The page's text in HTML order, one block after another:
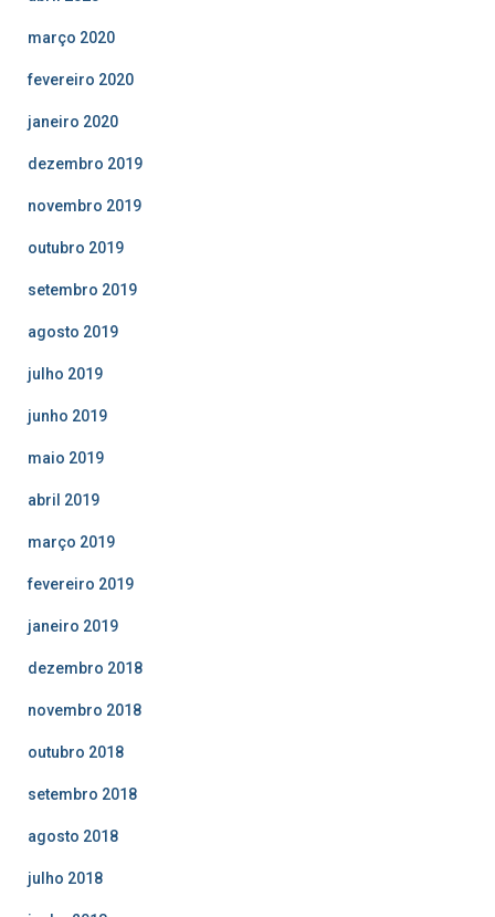
março 2020
fevereiro 2020
janeiro 2020
dezembro 2019
novembro 2019
outubro 2019
setembro 2019
agosto 2019
julho 2019
junho 2019
maio 2019
abril 2019
março 2019
fevereiro 2019
janeiro 2019
dezembro 2018
novembro 2018
outubro 2018
setembro 2018
agosto 2018
julho 2018